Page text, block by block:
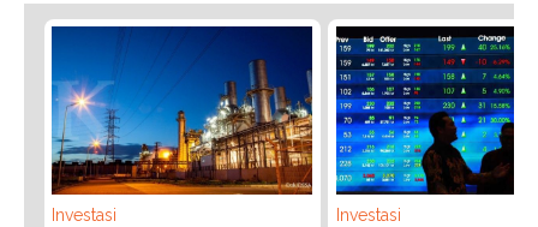
Investasi
Investasi